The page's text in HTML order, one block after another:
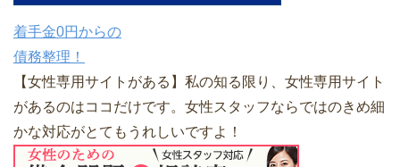
着手金0円からの
債務整理！
【女性専用サイトがある】私の知る限り、女性専用サイト
があるのはココだけです。女性スタッフならではのきめ細
かな対応がとてもうれしいですよ！